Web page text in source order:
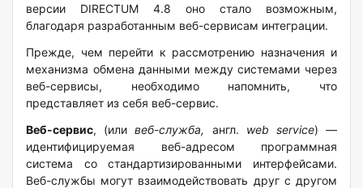
версии DIRECTUM 4.8 оно стало возможным,
благодаря разработанным веб-сервисам интеграции.
Прежде, чем перейти к рассмотрению назначения и
механизма обмена данными между системами через
веб-сервисы, необходимо напомнить, что
представляет из себя веб-сервис.
Веб-сервис, (иливеб-служба, англ. web service) —
идентифицируемая веб-адресом программная
система со стандартизированными интерфейсами.
Веб-службы могут взаимодействовать друг с другом